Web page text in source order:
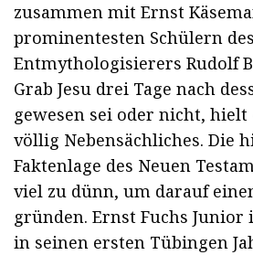
zusammen mit Ernst
prominentesten Schülern des
Entmythologisierers Rudolf
Grab Jesu drei Tage nach
gewesen sei oder nicht,
völlig Nebensächliches. Die
Faktenlage des Neuen
viel zu dünn, um darauf
gründen. Ernst Fuchs
in seinen ersten Tübingen